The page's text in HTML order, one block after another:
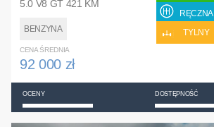
5.0 V8 GT 421 KM
BENZYNA
RĘCZNA
TYLNY
CENA ŚREDNIA
92 000 zł
OCENY DOSTĘPNOŚĆ